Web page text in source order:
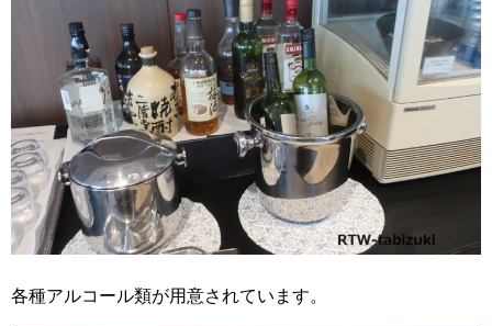
各種アルコール類が用意されています。